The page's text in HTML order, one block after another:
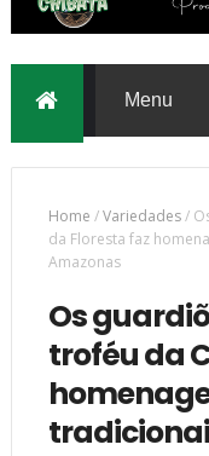
Home /Variedades/
da Floresta faz
Amazonas
Os
troféu da